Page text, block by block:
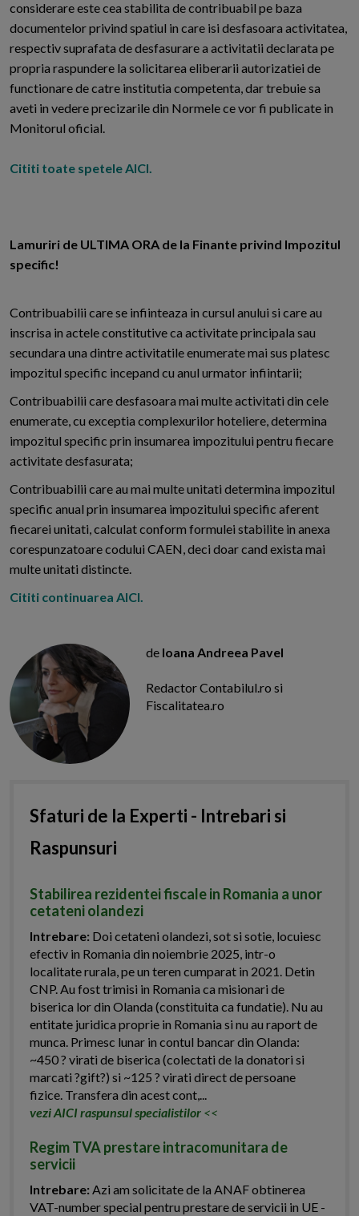
considerare este cea stabilita de contribuabil pe baza
documentelor privind spatiul in care isi desfasoara activitatea,
respectiv suprafata de desfasurare a activitatii declarata pe
propria raspundere la solicitarea eliberarii autorizatiei de
functionare de catre institutia competenta, dar trebuie sa
aveti in vedere precizarile din Normele ce vor fi publicate in
Monitorul oficial.
Cititi toate spetele AICI.
Lamuriri de ULTIMA ORA de la Finante privind Impozitul
specific!
Contribuabilii care se infiinteaza in cursul anului si care au
inscrisa in actele constitutive ca activitate principala sau
secundara una dintre activitatile enumerate mai sus platesc
impozitul specific incepand cu anul urmator infiintarii;
Contribuabilii care desfasoara mai multe activitati din cele
enumerate, cu exceptia complexurilor hoteliere, determina
impozitul specific prin insumarea impozitului pentru fiecare
activitate desfasurata;
Contribuabilii care au mai multe unitati determina impozitul
specific anual prin insumarea impozitului specific aferent
fiecarei unitati, calculat conform formulei stabilite in anexa
corespunzatoare codului CAEN, deci doar cand exista mai
multe unitati distincte.
Cititi continuarea AICI.
de Ioana Andreea Pavel
Redactor Contabilul.ro si
Fiscalitatea.ro
Sfaturi de la Experti - Intrebari si
Raspunsuri
Stabilirea rezidentei fiscale in Romania a unor
cetateni olandezi
Intrebare: Doi cetateni olandezi, sot si sotie, locuiesc
efectiv in Romania din noiembrie 2025, intr-o
localitate rurala, pe un teren cumparat in 2021. Detin
CNP. Au fost trimisi in Romania ca misionari de
biserica lor din Olanda (constituita ca fundatie). Nu au
entitate juridica proprie in Romania si nu au raport de
munca. Primesc lunar in contul bancar din Olanda:
~450 ? virati de biserica (colectati de la donatori si
marcati ?gift?) si ~125 ? virati direct de persoane
fizice. Transfera din acest cont,...
vezi AICI raspunsul specialistilor <<
Regim TVA prestare intracomunitara de
servicii
Intrebare:Azi am solicitate de la ANAF obtinerea
VAT-number special pentru prestare de servicii in UE -